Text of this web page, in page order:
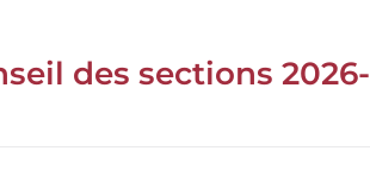
des sections 2026-